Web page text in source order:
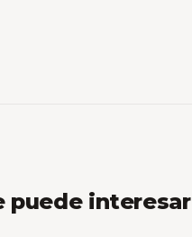
puede interesar